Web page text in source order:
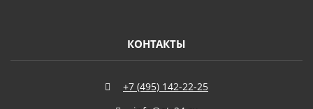
КОНТАКТЫ
+7 (495) 142-22-25